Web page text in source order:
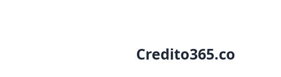
Credito365.co